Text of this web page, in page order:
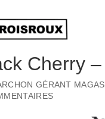
2027
Cherry
GÉRANT